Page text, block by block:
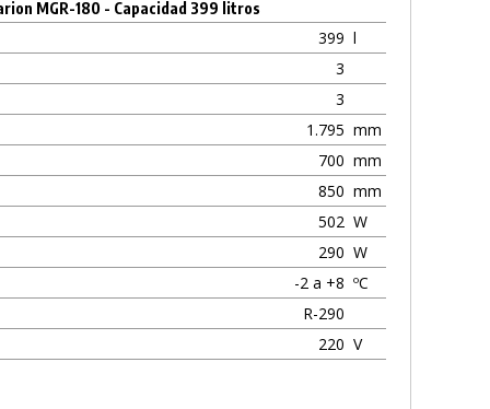
MGR-180 - Capacidad 399 litros
399 l
3
3
1.795 mm
700 mm
850 mm
502 W
290 W
-2 a +8 ºC
R-290
220 V